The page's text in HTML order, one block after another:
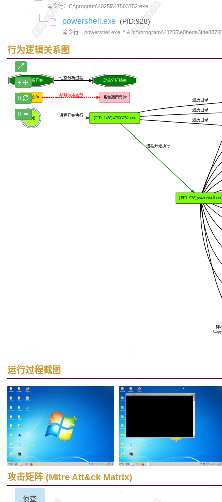
命令行：C:\program\40255\47503752.exe
powershell.exe (PID:928)
命令行：powershell.exe  " &
行为逻辑关系图
样
开始 [PID_1488]47503752.exe
进程开始执行
[PID_928]powershell.exe
进程开始执行
遍历目录
遍历目录
遍历目录
系统调用异常
样本文件 频繁调用函数
动态分析开始 动态分析结束
动态分析过程
运行过程截图
攻击矩阵 (Mitre Att&ck Matrix)
侦查